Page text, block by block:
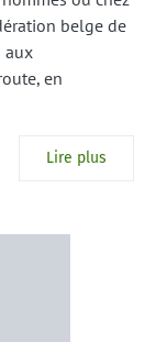
belge de
aux
en
Lire plus